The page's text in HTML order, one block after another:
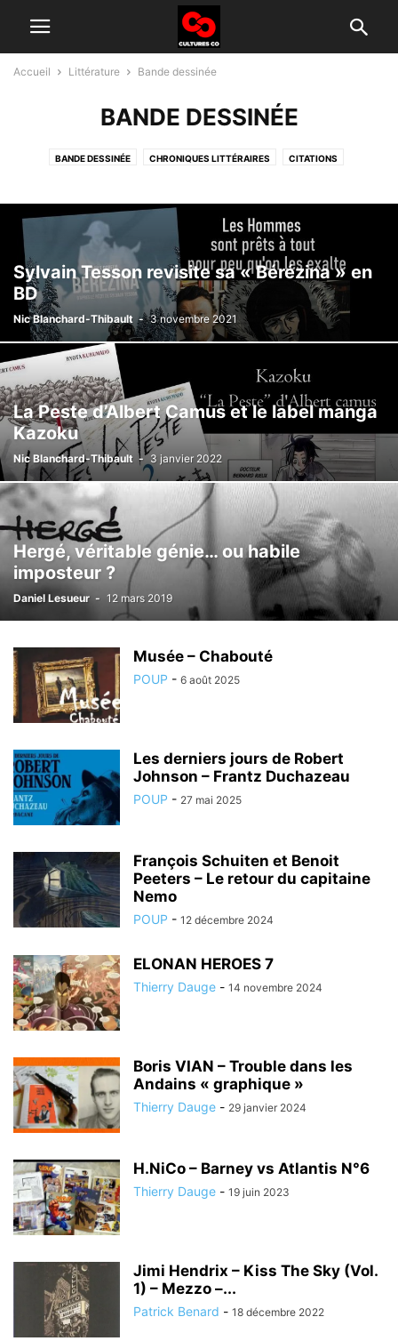
Accueil Littérature Bande dessinée
BANDE DESSINÉE
BANDE DESSINÉE CHRONIQUES LITTÉRAIRES CITATIONS
Sylvain Tesson revisite sa « Bérézina » en
BD
Nic Blanchard-Thibault - 3 novembre 2021
La Peste d’Albert Camus et le label manga
Kazoku
Nic Blanchard-Thibault - 3 janvier 2022
Hergé, véritable génie… ou habile
imposteur ?
Daniel Lesueur - 12 mars 2019
Musée – Chabouté
POUP - 6 août 2025
Les derniers jours de Robert
Johnson – Frantz Duchazeau
POUP - 27 mai 2025
François Schuiten et Benoit
Peeters – Le retour du capitaine
Nemo
POUP - 12 décembre 2024
ELONAN HEROES 7
Thierry Dauge - 14 novembre 2024
Boris VIAN – Trouble dans les
Andains « graphique »
Thierry Dauge - 29 janvier 2024
H.NiCo – Barney vs Atlantis N°6
Thierry Dauge - 19 juin 2023
Jimi Hendrix – Kiss The Sky (Vol.
1) – Mezzo –...
Patrick Benard - 18 décembre 2022